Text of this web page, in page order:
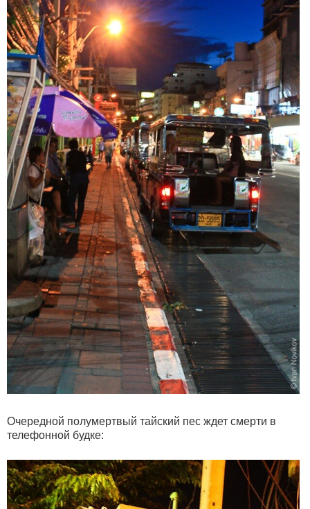
Очередной полумертвый тайский пес ждет смерти в
телефонной будке: